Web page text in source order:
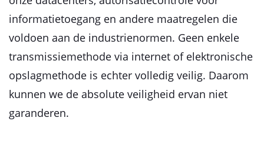
informatietoegang en andere maatregelen die
voldoen aan de industrienormen. Geen enkele
transmissiemethode via internet of elektronische
opslagmethode is echter volledig veilig. Daarom
kunnen we de absolute veiligheid ervan niet
garanderen.